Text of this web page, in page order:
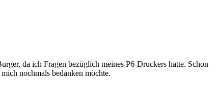
da ich Fragen bezüglich meines P6-Druckers hatte. Schon
nochmals bedanken möchte.